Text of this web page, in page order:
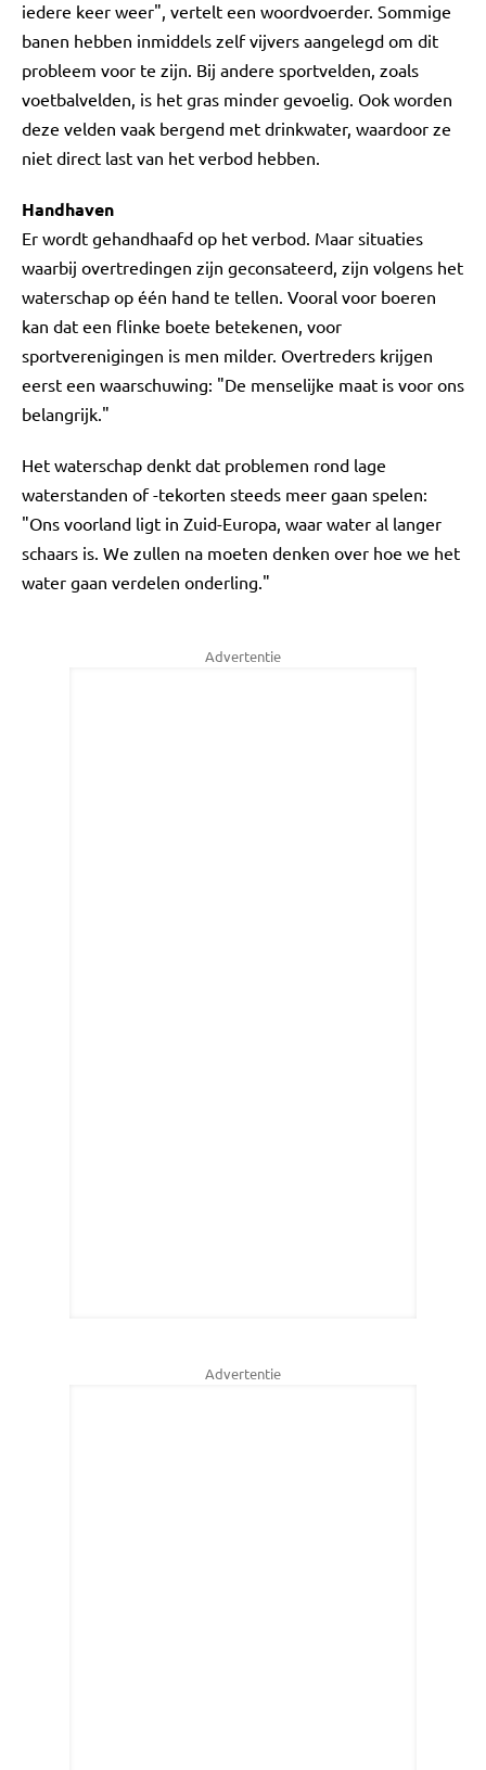
iedere keer weer", vertelt een woordvoerder. Sommige
banen hebben inmiddels zelf vijvers aangelegd om dit
probleem voor te zijn. Bij andere sportvelden, zoals
voetbalvelden, is het gras minder gevoelig. Ook worden
deze velden vaak bergend met drinkwater, waardoor ze
niet direct last van het verbod hebben.
Handhaven
Er wordt gehandhaafd op het verbod. Maar situaties
waarbij overtredingen zijn geconsateerd, zijn volgens het
waterschap op één hand te tellen. Vooral voor boeren
kan dat een flinke boete betekenen, voor
sportverenigingen is men milder. Overtreders krijgen
eerst een waarschuwing: "De menselijke maat is voor ons
belangrijk."
Het waterschap denkt dat problemen rond lage
waterstanden of -tekorten steeds meer gaan spelen:
"Ons voorland ligt in Zuid-Europa, waar water al langer
schaars is. We zullen na moeten denken over hoe we het
water gaan verdelen onderling."
Advertentie
Advertentie